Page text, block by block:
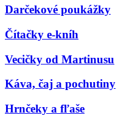
Darčekové poukážky
Čítačky e-kníh
Vecičky od Martinusu
Káva, čaj a pochutiny
Hrnčeky a fľaše